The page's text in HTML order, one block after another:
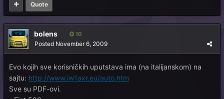
Quote
bolens 10
Posted November 6, 2009
Evo kojih sve korisničkih uputstava ima (na italijanskom) na
sajtu: http://www.iw1axr.eu/auto.htm
Sve su PDF-ovi.